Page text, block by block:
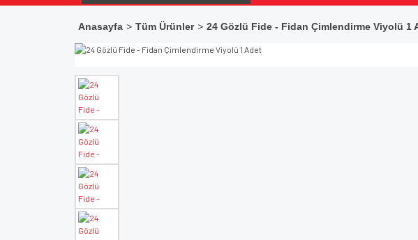
Anasayfa Tüm Ürünler 24 Gözlü Fide - Fidan Çimlendirme Viyolü 1